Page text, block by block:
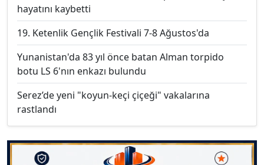
hayatını kaybetti
19. Ketenlik Gençlik Festivali 7-8 Ağustos'da
Yunanistan'da 83 yıl önce batan Alman torpido
botu LS 6'nın enkazı bulundu
Serez’de yeni "koyun-keçi çiçeği" vakalarına
rastlandı